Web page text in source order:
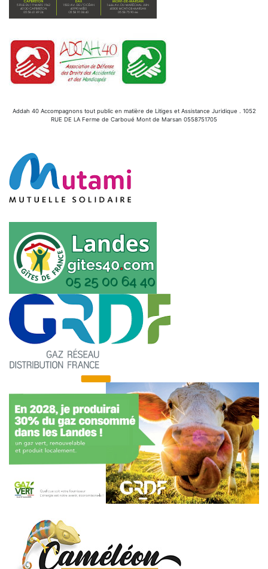
Addah 40 Accompagnons tout public en matière de Litiges et Assistance Juridique . 1052
RUE DE LA Ferme de Carboué Mont de Marsan 0558751705